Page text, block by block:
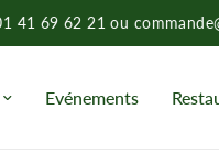
41 69 62 21 ou
Evénements